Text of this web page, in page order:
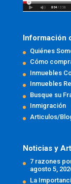
Información
Quiénes
Cómo
Inmuebles
Inmuebles
Busque su
Inmigración
Articulos/
Noticias y
7 razones
agosto 5,
La